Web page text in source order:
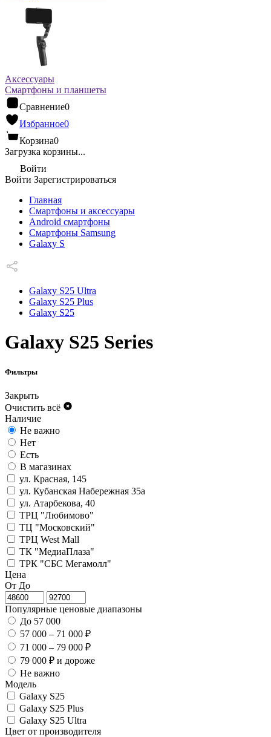
Аксессуары
Смартфоны и планшеты
Сравнение0
Избранное0
Корзина0
Загрузка корзины...
Войти
Войти Зарегистрироваться
Главная
Смартфоны и аксессуары
Android cмартфоны
Смартфоны Samsung
Galaxy S
Galaxy S25 Ultra
Galaxy S25 Plus
Galaxy S25
Galaxy S25 Series
Фильтры
Закрыть
Очистить всё
Наличие
Не важно
Нет
Есть
В магазинах
ул. Красная, 145
ул. Кубанская Набережная 35а
ул. Атарбекова, 40
ТРЦ "Любимово"
ТЦ "Московский"
ТРЦ West Mall
ТК "МедиаПлаза"
ТРК "СБС Мегамолл"
Цена
От До
Популярные ценовые диапазоны
До 57 000
57 000 – 71 000 ₽
71 000 – 79 000 ₽
79 000 ₽ и дороже
Не важно
Модель
Galaxy S25
Galaxy S25 Plus
Galaxy S25 Ultra
Цвет от производителя